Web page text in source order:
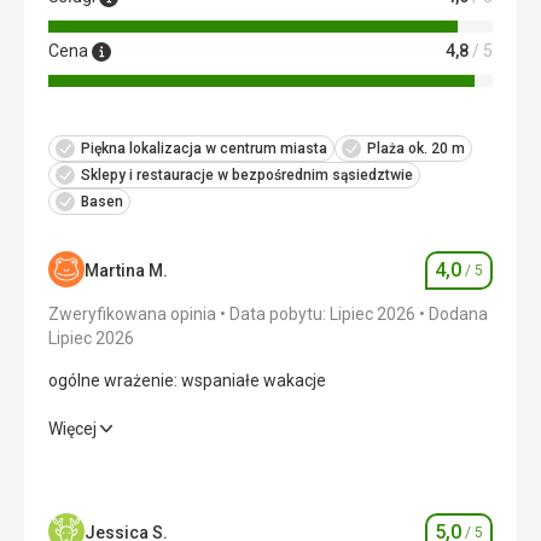
Cena 4,8 / 5
Piękna lokalizacja w centrum miasta
Plaża ok. 20 m
Sklepy i restauracje w bezpośrednim sąsiedztwie
Basen
Martina M. Ocena
4,0 / 5
Zweryfikowana opinia Data pobytu: Lipiec 2026
Dodana
Lipiec 2026
ogólne wrażenie: wspaniałe wakacje
ogólne wrażenie: wspaniałe wakacje
Zakwaterowanie 3,0/ 5
Więcej
Jessica S. 5,0 / 5